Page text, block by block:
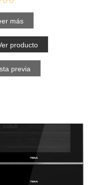
más
producto
previa